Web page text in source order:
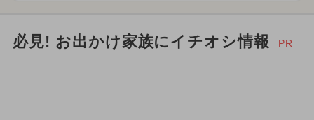
必見! お出かけ家族にイチオシ情報 PR